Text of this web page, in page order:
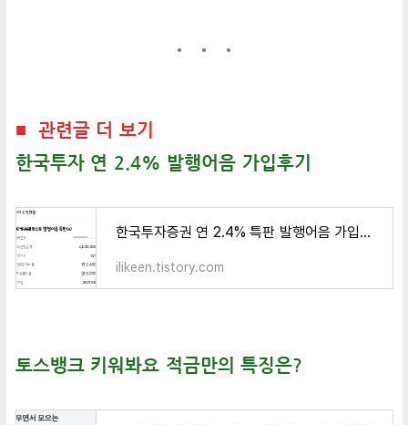
■ 관련글 더 보기
한국투자 연 2.4% 발행어음 가입후기
한국투자증권 연 2.4% 특판 발행어음 가입후기
ilikeen.tistory.com
토스뱅크 키워봐요 적금만의 특징은?